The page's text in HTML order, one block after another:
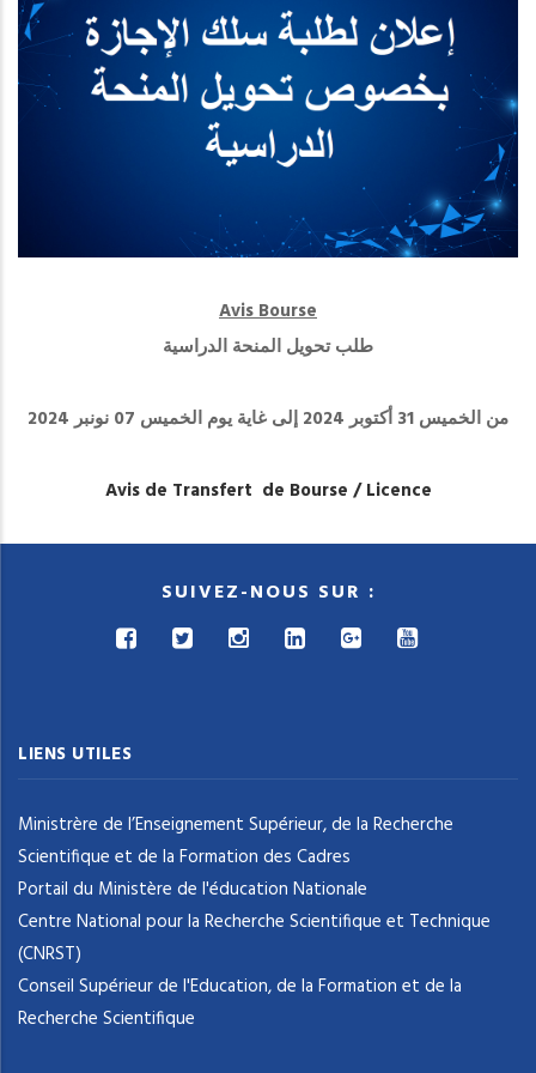
Avis Bourse
طلب تحويل المنحة الدراسية
من الخميس 31 أكتوبر 2024 إلى غاية يوم الخميس 07 نونبر 2024
Avis de Transfert de Bourse / Licence
SUIVEZ-NOUS SUR :
LIENS UTILES
Ministrère de l’Enseignement Supérieur, de la Recherche
Scientifique et de la Formation des Cadres
Portail du Ministère de l'éducation Nationale
Centre National pour la Recherche Scientifique et Technique
(CNRST)
Conseil Supérieur de l'Education, de la Formation et de la
Recherche Scientifique